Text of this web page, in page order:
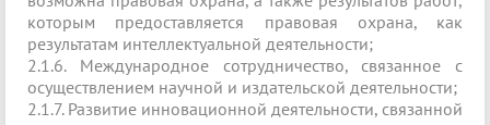
которым предоставляется правовая охрана, как
результатам интеллектуальной деятельности;
2.1.6. Международное сотрудничество, связанное с
осуществлением научной и издательской деятельности;
2.1.7. Развитие инновационной деятельности, связанной